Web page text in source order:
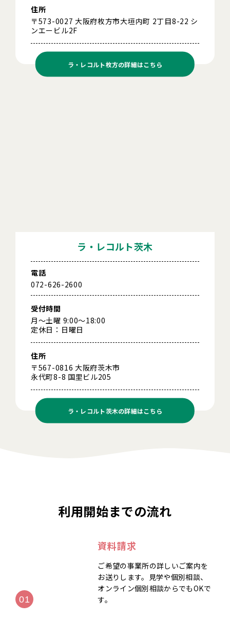
住所
〒573-0027 大阪府枚方市大垣内町 2丁目8-22 シ
ンエービル2F
ラ・レコルト枚方の詳細はこちら
ラ・レコルト茨木
電話
072-626-2600
受付時間
月～土曜 9:00～18:00
定休日：日曜日
住所
〒567-0816 大阪府茨木市
永代町8-8 国里ビル205
ラ・レコルト茨木の詳細はこちら
利用開始までの流れ
資料請求
ご希望の事業所の詳しいご案内を
お送りします。見学や個別相談、
オンライン個別相談からでもOKで
す。